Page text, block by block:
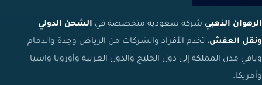
الرهوان الذهبي شركة سعودية متخصصة في الشحن الدولي
ونقل العفش، تخدم الأفراد والشركات من الرياض وجدة والدمام
وباقي مدن المملكة إلى دول الخليج والدول العربية وأوروبا وآسيا
وأمريكا.